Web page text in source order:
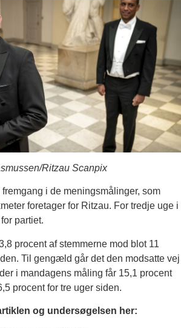
Ritzau Scanpix
i de meningsmålinger, som
foretager for Ritzau. For tredje uge i
partiet.
procent af stemmerne mod blot 11
Til gengæld går det den modsatte vej
i mandagens måling får 15,1 procent
procent for tre uger siden.
og undersøgelsen her: